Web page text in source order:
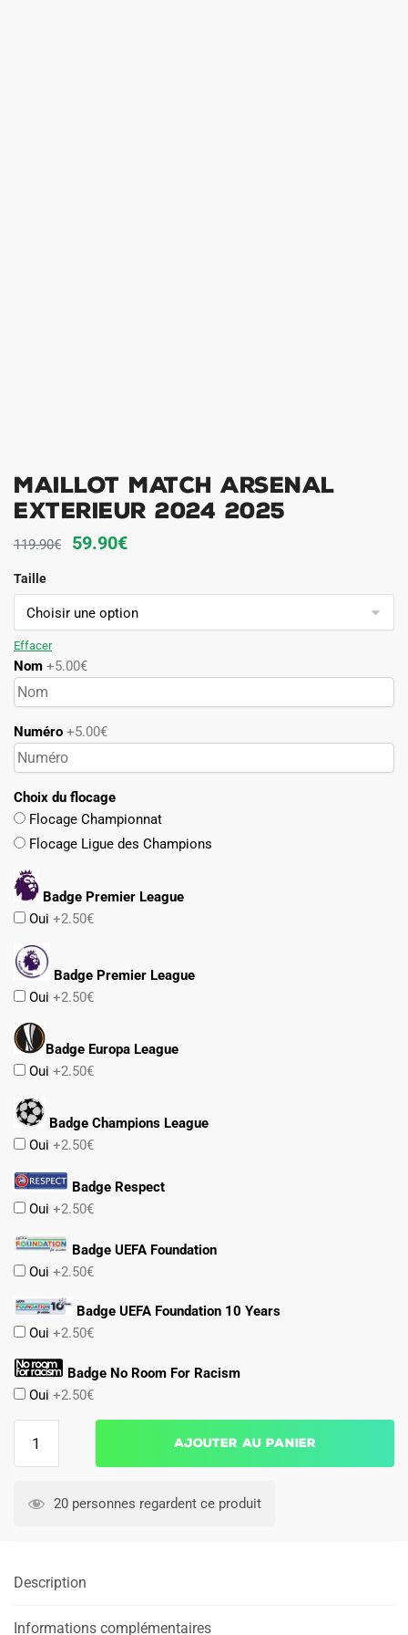
Maillot Match Arsenal
Exterieur 2024 2025
119.90€
Le
initial
était :
59.90€Le
actuel
est :
Taille
Effacer
Nom +5.00€
Numéro +5.00€
Choix du flocage
Flocage Championnat
Flocage Ligue des Champions
Badge Premier League
Oui +2.50€
Badge Premier League
Oui +2.50€
Badge Europa League
Oui +2.50€
Badge Champions League
Oui +2.50€
Badge Respect
Oui +2.50€
Badge UEFA Foundation
Oui +2.50€
Badge UEFA Foundation 10 Years
Oui +2.50€
Badge No Room For Racism
Oui +2.50€
Match
2025
Ajouter au panier
20 personnes regardent ce produit
Description
Informations complémentaires